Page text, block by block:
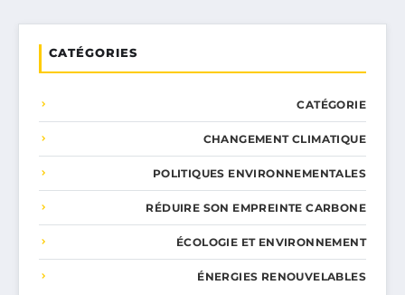
CATÉGORIES
CATÉGORIE
CHANGEMENT CLIMATIQUE
POLITIQUES ENVIRONNEMENTALES
RÉDUIRE SON EMPREINTE CARBONE
ÉCOLOGIE ET ENVIRONNEMENT
ÉNERGIES RENOUVELABLES